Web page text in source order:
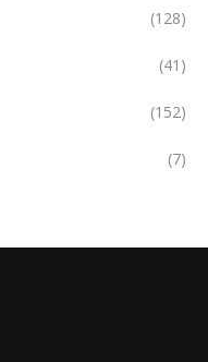
(128)
(41)
(152)
(7)